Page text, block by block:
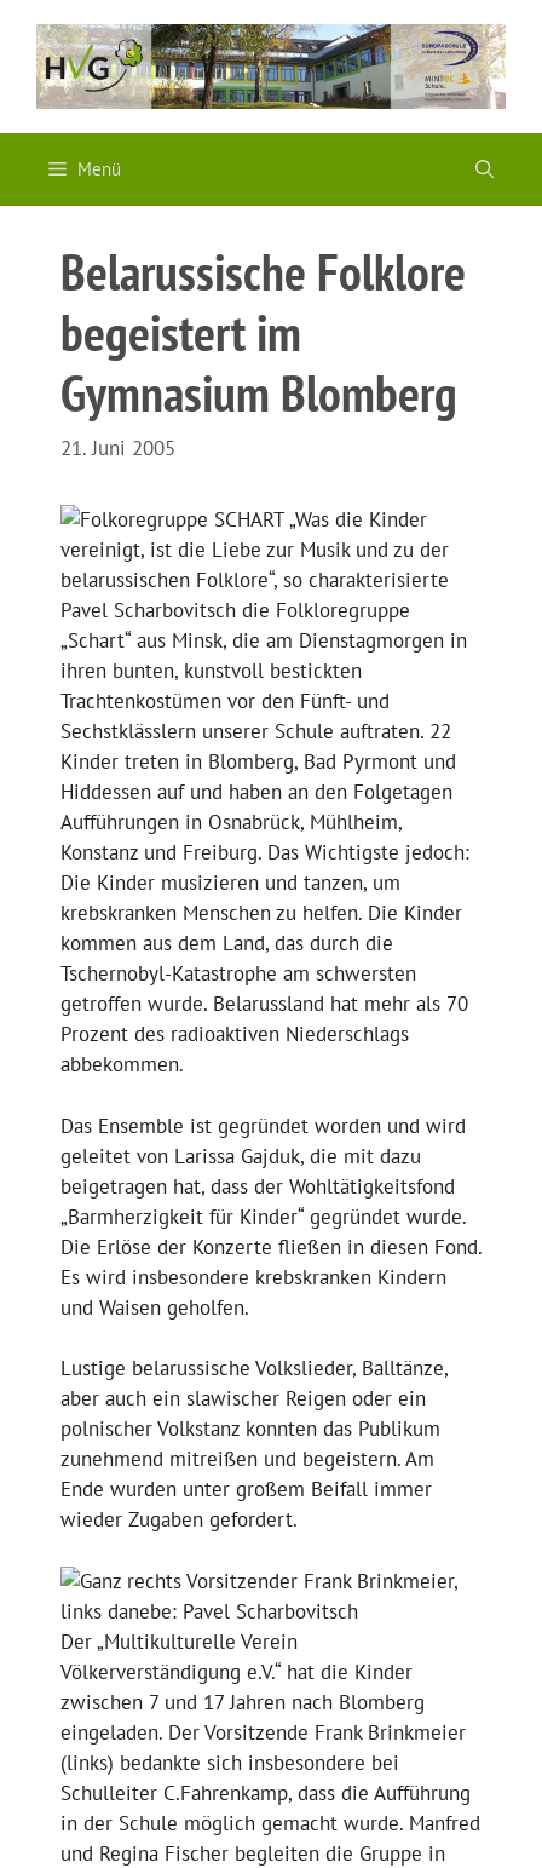
Inhalt
springen
Menü
Belarussische Folklore
begeistert im
Gymnasium Blomberg
21. Juni 2005
„Was die Kinder
vereinigt, ist die Liebe zur Musik und zu der
belarussischen Folklore“, so charakterisierte
Pavel Scharbovitsch die Folkloregruppe
„Schart“ aus Minsk, die am Dienstagmorgen in
ihren bunten, kunstvoll bestickten
Trachtenkostümen vor den Fünft- und
Sechstklässlern unserer Schule auftraten. 22
Kinder treten in Blomberg, Bad Pyrmont und
Hiddessen auf und haben an den Folgetagen
Aufführungen in Osnabrück, Mühlheim,
Konstanz und Freiburg. Das Wichtigste jedoch:
Die Kinder musizieren und tanzen, um
krebskranken Menschen zu helfen. Die Kinder
kommen aus dem Land, das durch die
Tschernobyl-Katastrophe am schwersten
getroffen wurde. Belarussland hat mehr als 70
Prozent des radioaktiven Niederschlags
abbekommen.
Das Ensemble ist gegründet worden und wird
geleitet von Larissa Gajduk, die mit dazu
beigetragen hat, dass der Wohltätigkeitsfond
„Barmherzigkeit für Kinder“ gegründet wurde.
Die Erlöse der Konzerte fließen in diesen Fond.
Es wird insbesondere krebskranken Kindern
und Waisen geholfen.
Lustige belarussische Volkslieder, Balltänze,
aber auch ein slawischer Reigen oder ein
polnischer Volkstanz konnten das Publikum
zunehmend mitreißen und begeistern. Am
Ende wurden unter großem Beifall immer
wieder Zugaben gefordert.
Der „Multikulturelle Verein
Völkerverständigung e.V.“ hat die Kinder
zwischen 7 und 17 Jahren nach Blomberg
eingeladen. Der Vorsitzende Frank Brinkmeier
(links) bedankte sich insbesondere bei
Schulleiter C.Fahrenkamp, dass die Aufführung
in der Schule möglich gemacht wurde. Manfred
und Regina Fischer begleiten die Gruppe in